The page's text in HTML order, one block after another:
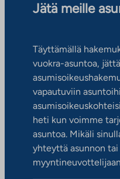
Jätä meille
Täyttämällä
vuokra-asuntoa,
vapautuviin
heti kun voimme
asuntoa. Mikäli
yhteyttä asunnon